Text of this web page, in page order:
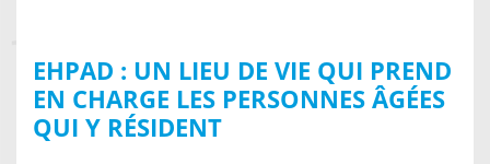
EHPAD : UN LIEU DE VIE QUI PREND
EN CHARGE LES PERSONNES ÂGÉES
QUI Y RÉSIDENT